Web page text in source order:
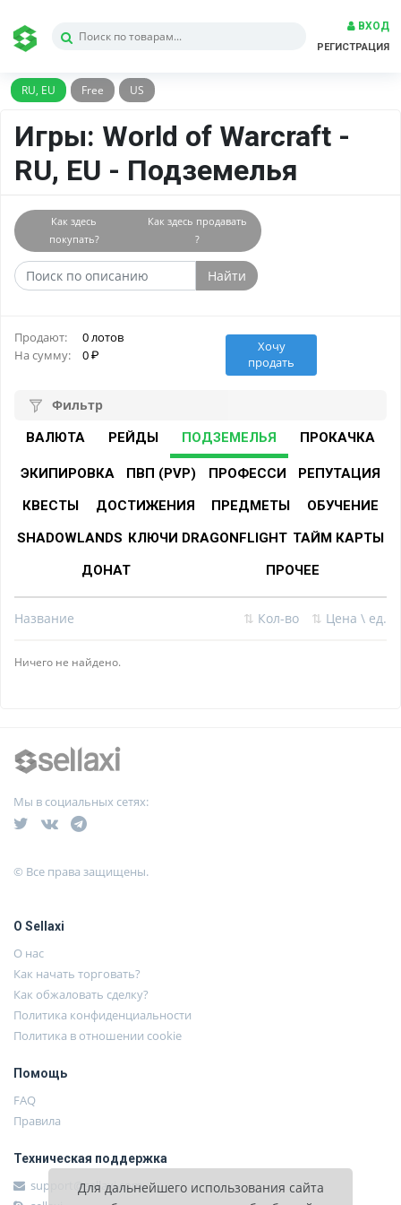
Для дальнейшего использования сайта
ВХОД
РЕГИСТРАЦИЯ
RU, EU Free US
Игры: World of Warcraft -
RU, EU - Подземелья
Как здесь
покупать?
Как здесь продавать
?
Найти
Продают:
0 лотов
На сумму:
0
Хочу
продать
Фильтр
ВАЛЮТА РЕЙДЫ ПОДЗЕМЕЛЬЯ ПРОКАЧКА
ЭКИПИРОВКА ПВП (PVP) ПРОФЕССИ
РЕПУТАЦИЯ
КВЕСТЫ
ДОСТИЖЕНИЯ ПРЕДМЕТЫ
ОБУЧЕНИЕ
SHADOWLANDS КЛЮЧИ DRAGONFLIGHT ТАЙМ КАРТЫ
ДОНАТ
ПРОЧЕЕ
Название ⇅ Кол-во ⇅ Цена \ ед.
Ничего не найдено.
Мы в социальных сетях:
© Все права защищены.
О Sellaxi
О нас
Как начать торговать?
Как обжаловать сделку?
Политика конфиденциальности
Политика в отношении cookie
Помощь
FAQ
Правила
Техническая поддержка
support@sellaxi.com